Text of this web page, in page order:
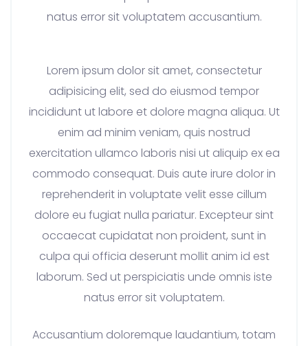
natus error sit voluptatem accusantium.
Lorem ipsum dolor sit amet, consectetur
adipisicing elit, sed do eiusmod tempor
incididunt ut labore et dolore magna aliqua. Ut
enim ad minim veniam, quis nostrud
exercitation ullamco laboris nisi ut aliquip ex ea
commodo consequat. Duis aute irure dolor in
reprehenderit in voluptate velit esse cillum
dolore eu fugiat nulla pariatur. Excepteur sint
occaecat cupidatat non proident, sunt in
culpa qui officia deserunt mollit anim id est
laborum. Sed ut perspiciatis unde omnis iste
natus error sit voluptatem.
Accusantium doloremque laudantium, totam